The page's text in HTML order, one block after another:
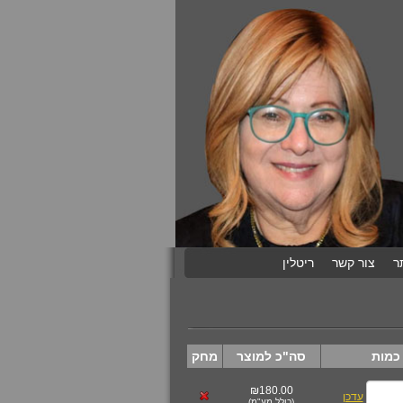
צור קשר ריטלין
כמות סה"כ למוצר מחק
עדכן ₪180.00